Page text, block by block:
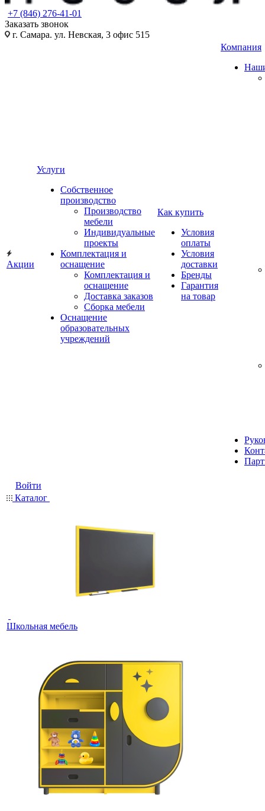
+7 (846) 276-41-01
Заказать звонок
г. Самара. ул. Невская, 3 офис 515
Акции
Услуги
Собственное
производство
Производство
мебели
Индивидуальные
проекты
Комплектация и
оснащение
Комплектация и
оснащение
Доставка заказов
Сборка мебели
Оснащение
образовательных
учреждений
Как купить
Условия
оплаты
Условия
доставки
Бренды
Гарантия
на товар
Компания
Войти
Каталог
Школьная мебель